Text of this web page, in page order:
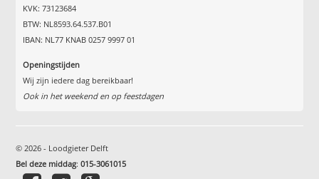
KVK: 73123684
BTW: NL8593.64.537.B01
IBAN: NL77 KNAB 0257 9997 01
Openingstijden
Wij zijn iedere dag bereikbaar!
Ook in het weekend en op feestdagen
© 2026 - Loodgieter Delft
Bel deze middag:015-3061015